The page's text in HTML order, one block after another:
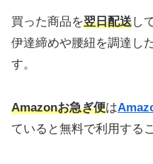
買った商品を翌日配送し
伊達締めや腰紐を調達し
す。
Amazonお急ぎ便は
ていると無料で利用する